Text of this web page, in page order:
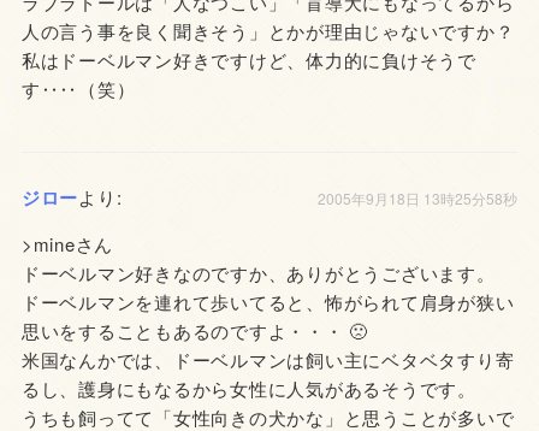
人の言う事を良く聞きそう」とかが理由じゃないですか？
私はドーベルマン好きですけど、体力的に負けそうで
す‥‥（笑）
ジローより: 2005年9月18日 13時25分58秒
>mineさん
ドーベルマン好きなのですか、ありがとうございます。
ドーベルマンを連れて歩いてると、怖がられて肩身が狭い
思いをすることもあるのですよ・・・ 🙁
米国なんかでは、ドーベルマンは飼い主にベタベタすり寄
るし、護身にもなるから女性に人気があるそうです。
うちも飼ってて「女性向きの犬かな」と思うことが多いで